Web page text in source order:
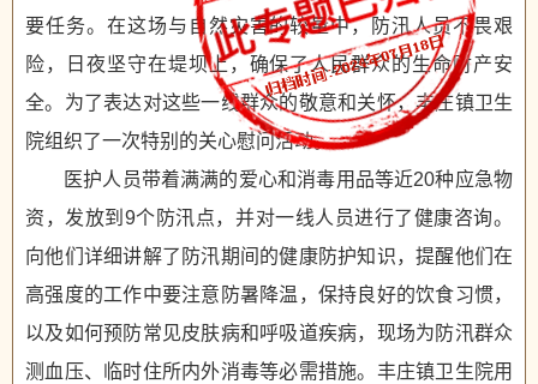
要任务。在这场与自然灾害的较量中，防汛人员不畏艰
险，日夜坚守在堤坝上，确保了人民群众的生命财产安
全。为了表达对这些一线群众的敬意和关怀，丰庄镇卫生
院组织了一次特别的关心慰问活动。
医护人员带着满满的爱心和消毒用品等近20种应急物
资，发放到9个防汛点，并对一线人员进行了健康咨询。
向他们详细讲解了防汛期间的健康防护知识，提醒他们在
高强度的工作中要注意防暑降温，保持良好的饮食习惯，
以及如何预防常见皮肤病和呼吸道疾病，现场为防汛群众
测血压、临时住所内外消毒等必需措施。丰庄镇卫生院用